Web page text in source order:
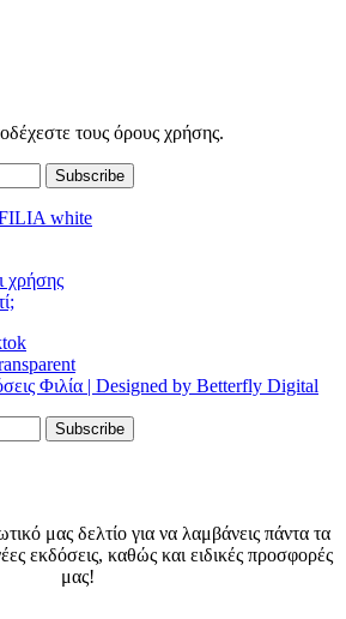
τους όρους χρήσης.
χρήσης
Φιλία | Designed by Betterfly Digital
μας δελτίο για να λαμβάνεις πάντα τα
εκδόσεις, καθώς και ειδικές προσφορές
μας!